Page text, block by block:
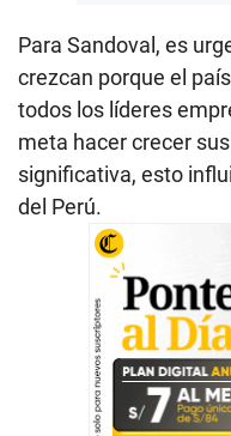
Para Sandoval, es
crezcan porque el
todos los líderes
meta hacer crecer
significativa, esto
del Perú.